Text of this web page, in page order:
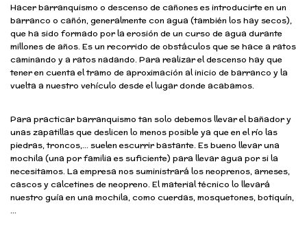
Hacer barranquismo o descenso de cañones es introducirte en un
barranco o cañón, generalmente con agua (también los hay secos),
que ha sido formado por la erosión de un curso de agua durante
millones de años. Es un recorrido de obstáculos que se hace a ratos
caminando y a ratos nadando. Para realizar el descenso hay que
tener en cuenta el tramo de aproximación al inicio de barranco y la
vuelta a nuestro vehículo desde el lugar donde acabamos.
Para practicar barranquismo tan solo debemos llevar el bañador y
unas zapatillas que deslicen lo menos posible ya que en el río las
piedras, troncos,… suelen escurrir bastante. Es bueno llevar una
mochila (una por familia es suficiente) para llevar agua por si la
necesitamos. La empresa nos suministrará los neoprenos, arneses,
cascos y calcetines de neopreno. El material técnico lo llevará
nuestro guía en una mochila, como cuerdas, mosquetones, botiquín,
…